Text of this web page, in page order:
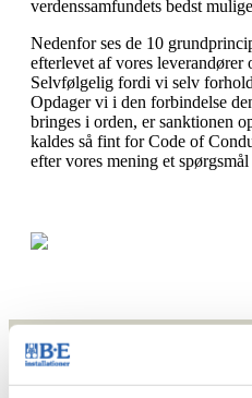
verdenssamfundets bedst
Nedenfor ses de 10
efterlevet af vores leverandører
Selvfølgelig fordi vi selv
Opdager vi i den forbindelse
bringes i orden, er sanktionen
kaldes så fint for Code of
efter vores mening et